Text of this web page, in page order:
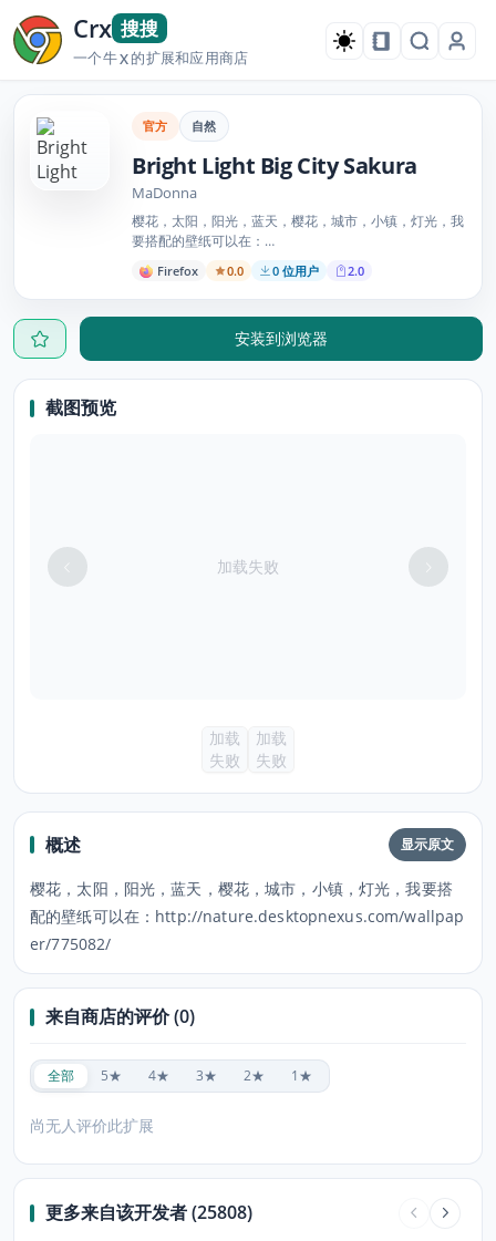
Crx 搜搜
一个牛X的扩展和应用商店
官方 自然
Bright Light Big City Sakura
MaDonna
樱花，太阳，阳光，蓝天，樱花，城市，小镇，灯光，我
要搭配的壁纸可以在：
http://nature.desktopnexus.com/wallpaper/775082/
Firefox 0.0 0 位用户 2.0
安装到浏览器
截图预览
加载失败
加载
失败
加载
失败
概述 显示原文
樱花，太阳，阳光，蓝天，樱花，城市，小镇，灯光，我要搭
配的壁纸可以在：http://nature.desktopnexus.com/wallpap
er/775082/
来自商店的评价 (0)
全部 5★ 4★ 3★ 2★ 1★
尚无人评价此扩展
更多来自该开发者 (25808)